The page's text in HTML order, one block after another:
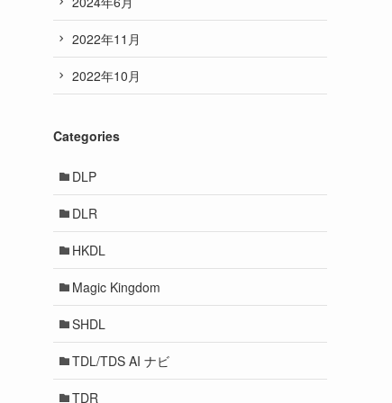
2022年11月
2022年10月
Categories
DLP
DLR
HKDL
Magic Kingdom
SHDL
TDL/TDS AI ナビ
TDR